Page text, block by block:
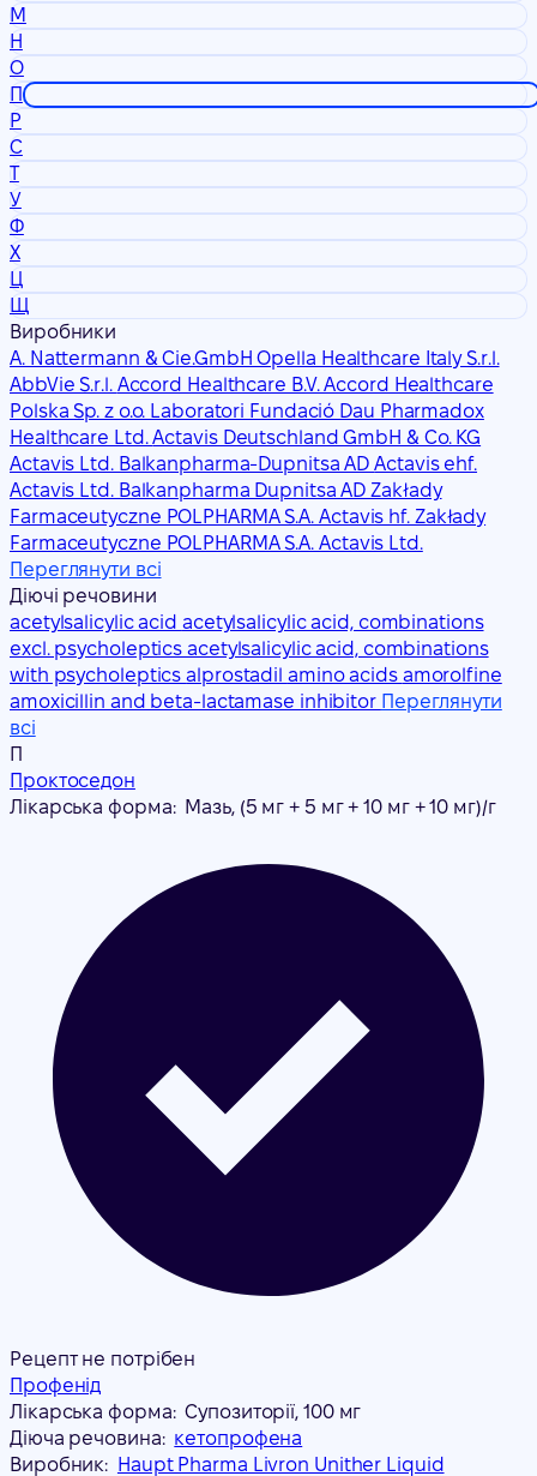
М
Н
О
П
Р
С
Т
У
Ф
Х
Ц
Щ
Виробники
A. Nattermann & Cie.GmbH Opella Healthcare Italy S.r.l.
AbbVie S.r.l. Accord Healthcare B.V. Accord Healthcare
Polska Sp. z o.o. Laboratori Fundació Dau Pharmadox
Healthcare Ltd.Actavis Deutschland GmbH & Co. KG
Actavis Ltd. Balkanpharma-Dupnitsa ADActavis ehf.
Actavis Ltd. Balkanpharma Dupnitsa AD Zakłady
Farmaceutyczne POLPHARMA S.A. Actavis hf. Zakłady
Farmaceutyczne POLPHARMA S.A. Actavis Ltd.
Переглянути всі
Діючі речовини
acetylsalicylic acid acetylsalicylic acid, combinations
excl. psycholeptics acetylsalicylic acid, combinations
with psycholepticsalprostadil amino acids amorolfine
amoxicillin and beta-lactamase inhibitor Переглянути
всі
П
Проктоседон
Лікарська форма: Мазь, (5 мг + 5 мг + 10 мг + 10 мг)/г
Рецепт не потрібен
Профенід
Лікарська форма: Супозиторії, 100 мг
Діюча речовина: кетопрофена
Виробник: Haupt Pharma Livron Unither Liquid